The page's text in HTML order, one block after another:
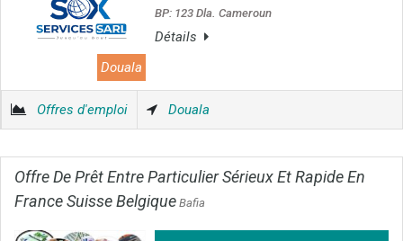
Douala
BP: 123 Dla. Cameroun
Détails
Offres d'emploi Douala
Offre De Prêt Entre Particulier Sérieux Et Rapide En
France Suisse Belgique Bafia